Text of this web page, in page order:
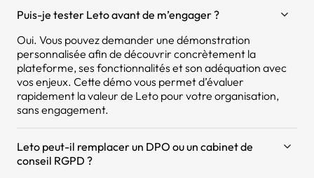
Puis-je tester Leto avant de m’engager ?
Oui. Vous pouvez demander une démonstration
personnalisée afin de découvrir concrètement la
plateforme, ses fonctionnalités et son adéquation avec
vos enjeux. Cette démo vous permet d’évaluer
rapidement la valeur de Leto pour votre organisation,
sans engagement.
Leto peut-il remplacer un DPO ou un cabinet de
conseil RGPD ?